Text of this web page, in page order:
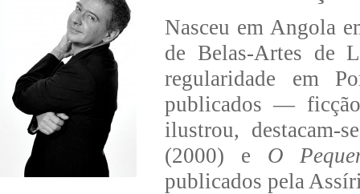
Nasceu em Angola
de Belas-Artes de
regularidade em
publicados —
ilustrou, destacam-
(2000) e O
publicados pela